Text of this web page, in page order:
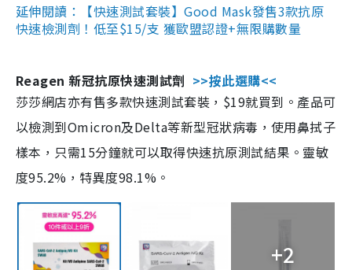
延伸閱讀：【快速測試套裝】Good Mask發售3款抗原
快速檢測劑！低至$15/支 獲歐盟認證+無限購數量
Reagen 新冠抗原快速測試劑 >>按此選購<<
莎莎網店亦有售多款快速測試套裝，$19就買到。產品可
以檢測到Omicron及Delta等新型冠狀病毒，使用鼻拭子
樣本，只需15分鐘就可以取得快速抗原測試結果。靈敏
度95.2%，特異度98.1%。
+2